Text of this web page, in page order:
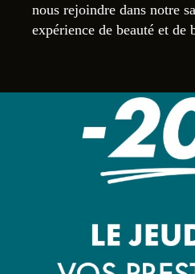
nous rejoindre dans notre
expérience de beauté et de